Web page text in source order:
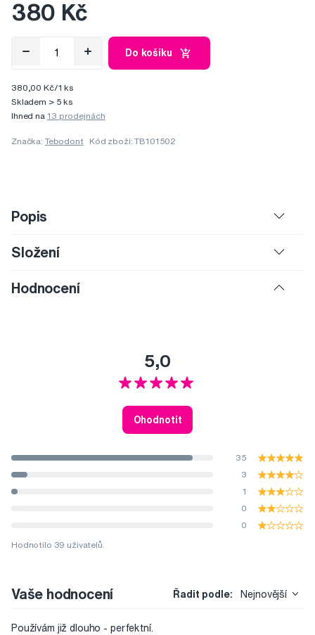
380 Kč
Do košíku
380,00 Kč/1 ks
Skladem > 5 ks
Ihned na 13 prodejnách
Značka: Tebodont Kód zboží: TB101502
Popis
Složení
Hodnocení
5,0
Ohodnotit
35
3
1
0
0
Hodnotilo 39 uživatelů.
Vaše hodnocení Řadit podle: Nejnovější
Používám již dlouho - perfektní.